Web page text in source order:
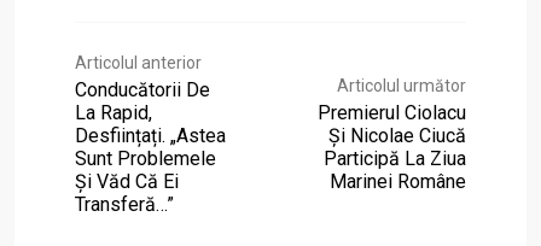
Articolul anterior
Conducătorii De
La Rapid,
Desființați. „Astea
Sunt Problemele
Și Văd Că Ei
Transferă…”
Articolul următor
Premierul Ciolacu
Și Nicolae Ciucă
Participă La Ziua
Marinei Române